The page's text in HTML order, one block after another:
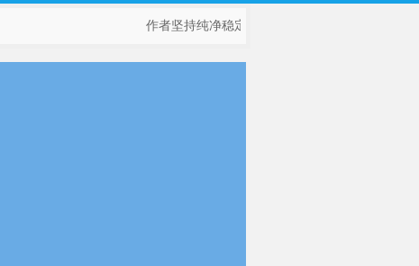
作者坚持纯净稳定为基础，不流氓，不锁主页，